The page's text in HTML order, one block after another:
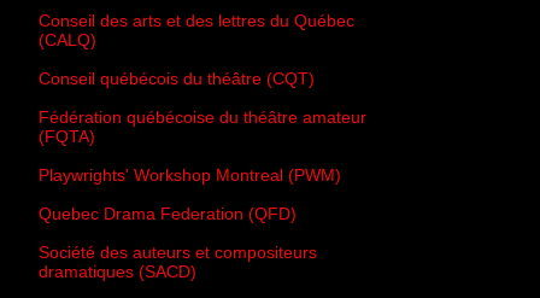
Conseil des arts et des lettres du Québec
(CALQ)
Conseil québécois du théâtre (CQT)
Fédération québécoise du théâtre amateur
(FQTA)
Playwrights' Workshop Montreal (PWM)
Quebec Drama Federation (QFD)
Société des auteurs et compositeurs
dramatiques (SACD)